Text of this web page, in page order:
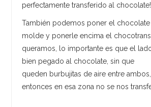
perfectamente transferido al chocolate!
También podemos poner el chocolate
molde y ponerle encima el
queramos, lo importante es que el
bien pegado al chocolate, sin que
queden burbujitas de aire entre
entonces en esa zona no se nos